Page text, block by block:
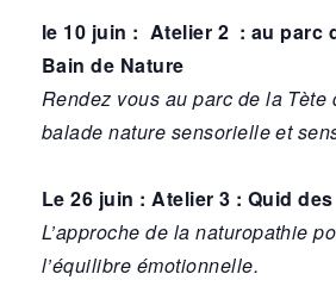
le 10 juin : Atelier 2 : au parc
Bain de Nature
Rendez vous au parc de la Tète
balade nature sensorielle et
Le 26 juin : Atelier 3 : Quid
L’approche de la naturopathie
l’équilibre émotionnelle.